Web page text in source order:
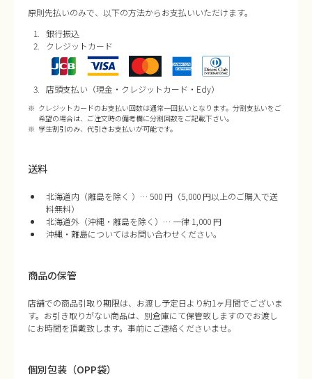
原則先払いのみで、以下の方法からお支払いいただけます。
銀行振込
クレジットカード
店頭支払い（現金・クレジットカード・Edy）
クレジットカードのお支払い回数は通常一回払いとなります。分割支払いをご
希望の場合は、ご注文時の備考欄に分割回数をご記載下さい。
学生割引のみ、代引きお支払いが可能です。
送料
北海道内（離島を除く ）… 500 円（5,000 円以上のご購入で送
料無料）
北海道外（沖縄・離島を除く）… 一律 1,000 円
沖縄・離島についてはお問い合わせください。
商品の保管
店舗での商品引取り期限は、お渡し予定日より約1ヶ月間でございま
す。お引き取りがない商品は、別倉庫にて保管致しますのでお渡し
にお時間を頂戴致します。事前にご連絡くださいませ。
個別包装（OPP袋）